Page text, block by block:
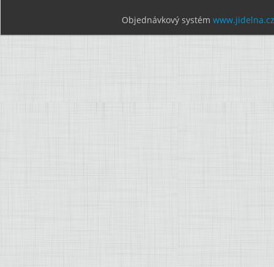
Objednávkový systém www.jidelna.cz